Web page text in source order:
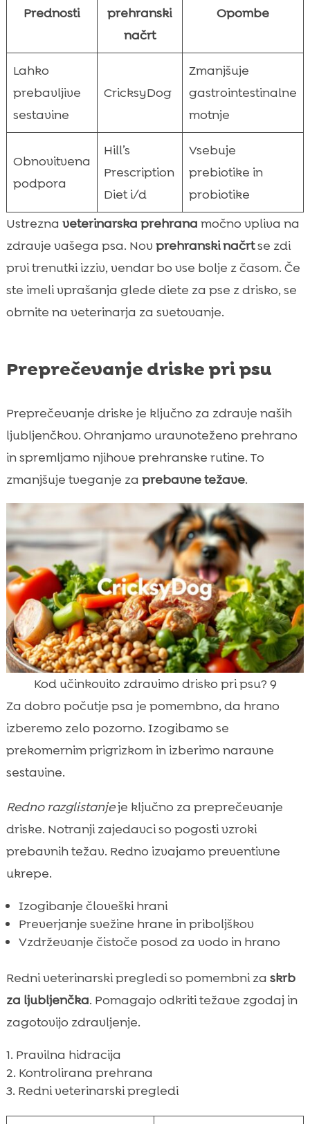
Prednosti
prehranski
načrt
Opombe
Lahko
prebavljive
sestavine
CricksyDog
Zmanjšuje
gastrointestinalne
motnje
Obnovitvena
podpora
Hill’s
Prescription
Diet i/d
Vsebuje
prebiotike in
probiotike
Ustrezna veterinarska prehrana močno vpliva na
zdravje vašega psa. Nov prehranski načrtse zdi
prvi trenutki izziv, vendar bo vse bolje z časom. Če
ste imeli vprašanja glede diete za pse z drisko, se
obrnite na veterinarja za svetovanje.
Preprečevanje driske pri psu
Preprečevanje driske je ključno za zdravje naših
ljubljenčkov. Ohranjamo uravnoteženo prehrano
in spremljamo njihove prehranske rutine. To
zmanjšuje tveganje za prebavne težave.
Kod učinkovito zdravimo drisko pri psu? 9
Za dobro počutje psa je pomembno, da hrano
izberemo zelo pozorno. Izogibamo se
prekomernim prigrizkom in izberimo naravne
sestavine.
Redno razglistanjeje ključno za preprečevanje
driske. Notranji zajedavci so pogosti vzroki
prebavnih težav. Redno izvajamo preventivne
ukrepe.
Izogibanje človeški hrani
Preverjanje svežine hrane in priboljškov
Vzdrževanje čistoče posod za vodo in hrano
Redni veterinarski pregledi so pomembni za skrb
za ljubljenčka. Pomagajo odkriti težave zgodaj in
zagotovijo zdravljenje.
Pravilna hidracija
Kontrolirana prehrana
Redni veterinarski pregledi